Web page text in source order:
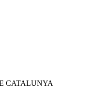
CATALUNYA